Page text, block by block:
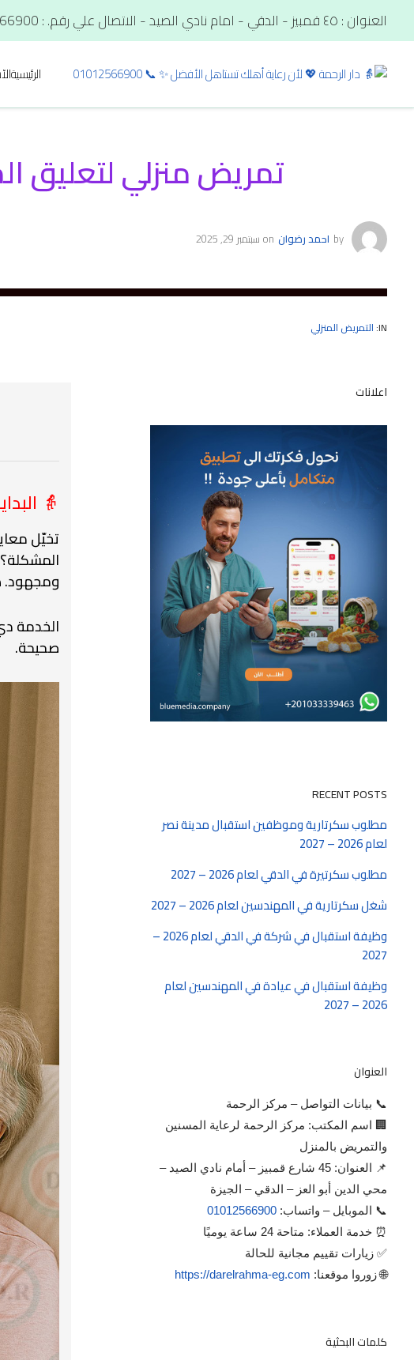
العنوان : ٤٥ قمبيز - الدقي - امام نادي الصيد - الاتصال علي رقم. : 01012566900
الرئيسية
تمريض منزلي لتعليق
by احمد رضوان on سبتمبر 29, 2025
IN: التمريض المنزلي
👵
تخيّل
ومجهود.
الخدمة
صحيحة.
اعلانات
RECENT POSTS
مطلوب سكرتارية وموظفين استقبال مدينة نصر
لعام 2026 – 2027
مطلوب سكرتيرة في الدقي لعام 2026 – 2027
شغل سكرتارية في المهندسين لعام 2026 – 2027
وظيفة استقبال في شركة في الدقي لعام 2026 –
2027
وظيفة استقبال في عيادة في المهندسين لعام
2026 – 2027
العنوان
📞 بيانات التواصل – مركز الرحمة
🏢 اسم المكتب: مركز الرحمة لرعاية المسنين
والتمريض بالمنزل
📌 العنوان: 45 شارع قمبيز – أمام نادي الصيد –
محي الدين أبو العز – الدقي – الجيزة
📞 الموبايل – واتساب: 01012566900
⏰ خدمة العملاء: متاحة 24 ساعة يوميًا
✅ زيارات تقييم مجانية للحالة
🌐 زوروا موقعنا: https://darelrahma-eg.com
كلمات البحثية